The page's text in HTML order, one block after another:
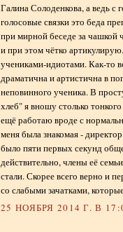
Галина Солоденкова, а ведь с
голосовые связки это беда
при мирной беседе за чашкой
и при этом чётко
учениками-идиотами. Как-то
драматична и артистична в
неповинного ученика. В
хлеб" я вношу столько
ещё работаю вроде с
меня была знакомая -
было пяти первых секунд
действительно, члены её
стали. Скорее всего верно и
со слабыми зачатками,
25 НОЯБРЯ 2014 Г. В